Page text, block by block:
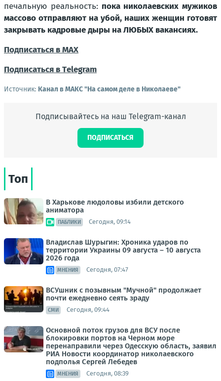
печальную реальность: пока николаевских мужиков
массово отправляют на убой, наших женщин готовят
закрывать кадровые дыры на ЛЮБЫХ вакансиях.
Подписаться в МАХ
Подписаться в Тelegram
Источник: Канал в МАКС "На самом деле в Николаеве"
Подписывайтесь на наш Telegram-канал
ПОДПИСАТЬСЯ
Топ
В Харькове людоловы избили детского
аниматора
ПАБЛИКИ Сегодня, 09:14
Владислав Шурыгин: Хроника ударов по
территории Украины 09 августа – 10 августа
2026 года
МНЕНИЯ Сегодня, 07:47
ВСУшник с позывным "Мучной" продолжает
почти ежедневно сеять зраду
СМИ Сегодня, 09:44
Основной поток грузов для ВСУ после
блокировки портов на Черном море
перенаправили через Одесскую область, заявил
РИА Новости координатор николаевского
подполья Сергей Лебедев
МНЕНИЯ Сегодня, 08:39